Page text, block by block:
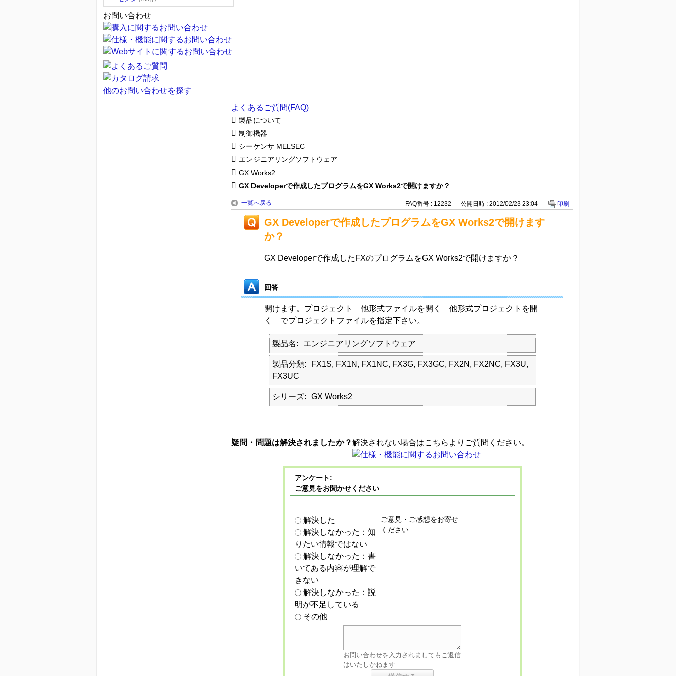
お問い合わせ
他のお問い合わせを探す
よくあるご質問(FAQ)
製品について
制御機器
シーケンサ MELSEC
エンジニアリングソフトウェア
GX Works2
GX Developerで作成したプログラムをGX Works2で開けますか？
一覧へ戻る FAQ番号 : 12232 公開日時 : 2012/02/23 23:04 印刷
GX Developerで作成したプログラムをGX Works2で開けます
か？
GX Developerで作成したFXのプログラムをGX Works2で開けますか？
回答
開けます。プロジェクト 他形式ファイルを開く 他形式プロジェクトを開
く でプロジェクトファイルを指定下さい。
製品名 エンジニアリングソフトウェア
製品分類
FX1S, FX1N, FX1NC, FX3G, FX3GC, FX2N, FX2NC, FX3U,
FX3UC
シリーズ GX Works2
疑問・問題は解決されましたか？解決されない場合はこちらよりご質問ください。
アンケート:
ご意見をお聞かせください
解決した
解決しなかった：知
りたい情報ではない
解決しなかった：書
いてある内容が理解で
きない
解決しなかった：説
明が不足している
その他
ご意見・ご感想をお寄せ
ください
お問い合わせを入力されましてもご返信
はいたしかねます